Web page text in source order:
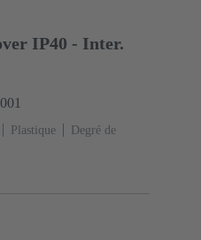
IP40 - Inter.
Plastique
Degré de